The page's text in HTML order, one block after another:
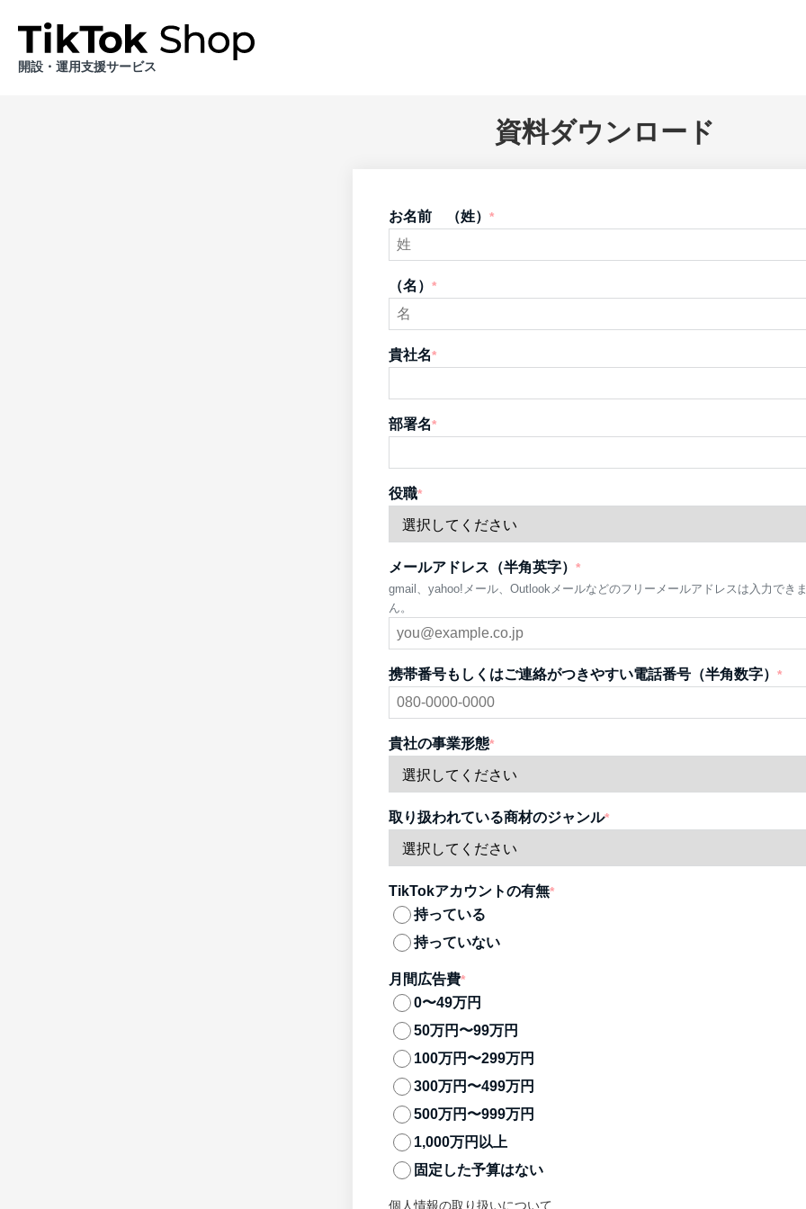
開設・運用支援サービス
資料ダウンロード
お名前 （姓） *
（名） *
貴社名*
部署名*
役職*
メールアドレス（半角英字） *
gmail、yahoo!メール、Outlookメールなどのフリーメールアドレスは入力でき
ん。
携帯番号もしくはご連絡がつきやすい電話番号（半角数字） *
貴社の事業形態*
取り扱われている商材のジャンル*
TikTokアカウントの有無*
持っている
持っていない
月間広告費*
0〜49万円
50万円〜99万円
100万円〜299万円
300万円〜499万円
500万円〜999万円
1,000万円以上
固定した予算はない
個人情報の取り扱いについて